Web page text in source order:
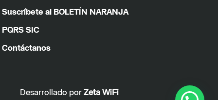
Suscríbete al BOLETÍN NARANJA
PQRS SIC
Contáctanos
Desarrollado por Zeta WiFi